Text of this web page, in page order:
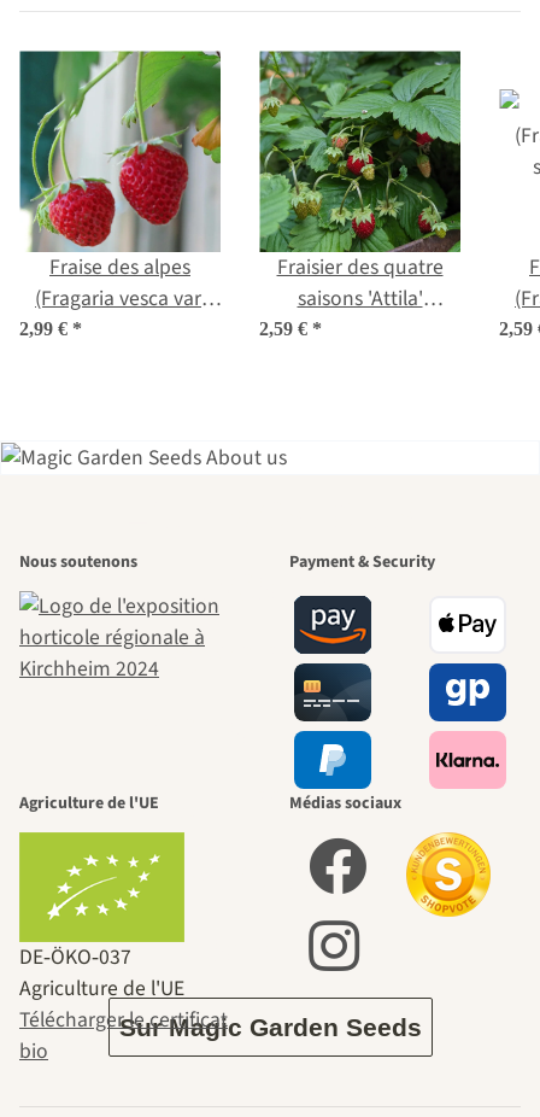
Fraise des alpes
(Fragaria vesca var.
semperflorens)
2,99 € *
Fraisier des quatre
saisons 'Attila'
(Fragaria vesca var.
2,59 € * 2,59
beaux
chemins
menant vers
nous-mêmes,
passe par le
jardin.
Sur Magic Garden Seeds
Nous soutenons Payment & Security
Agriculture de l'UE
DE‑ÖKO‑037
Agriculture de l'UE
Télécharger le certificat
bio
Médias sociaux